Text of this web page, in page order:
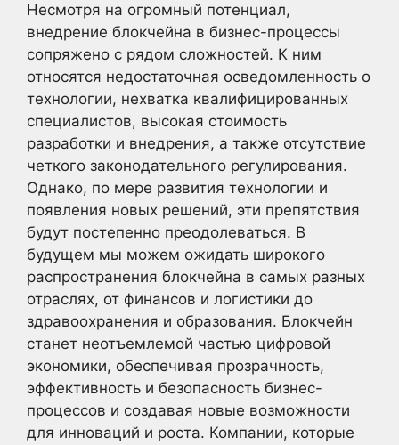
Несмотря на огромный потенциал,
внедрение блокчейна в бизнес-процессы
сопряжено с рядом сложностей. К ним
относятся недостаточная осведомленность о
технологии, нехватка квалифицированных
специалистов, высокая стоимость
разработки и внедрения, а также отсутствие
четкого законодательного регулирования.
Однако, по мере развития технологии и
появления новых решений, эти препятствия
будут постепенно преодолеваться. В
будущем мы можем ожидать широкого
распространения блокчейна в самых разных
отраслях, от финансов и логистики до
здравоохранения и образования. Блокчейн
станет неотъемлемой частью цифровой
экономики, обеспечивая прозрачность,
эффективность и безопасность бизнес-
процессов и создавая новые возможности
для инноваций и роста. Компании, которые